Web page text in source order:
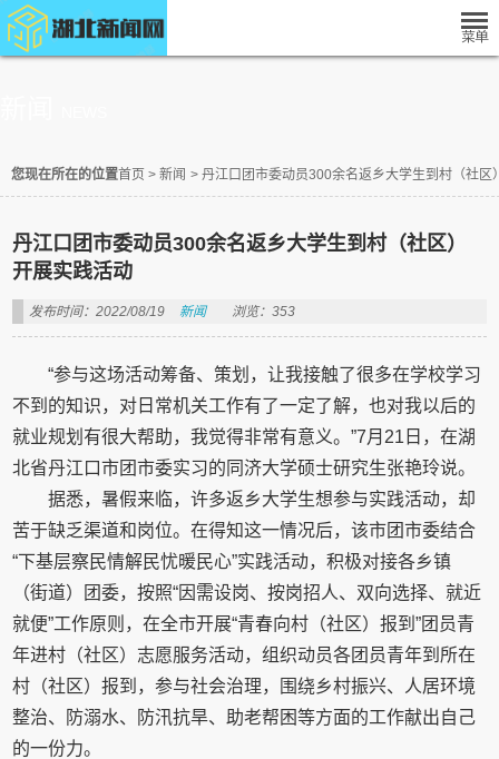
您现在所在的位置首页 > 新闻 > 丹江口团市委动员300余名返乡大学生到村（社区
丹江口团市委动员300余名返乡大学生到村（社区）
开展实践活动
发布时间：2022/08/19 新闻 浏览：353
“参与这场活动筹备、策划，让我接触了很多在学校学习
不到的知识，对日常机关工作有了一定了解，也对我以后的
就业规划有很大帮助，我觉得非常有意义。”7月21日，在湖
北省丹江口市团市委实习的同济大学硕士研究生张艳玲说。
据悉，暑假来临，许多返乡大学生想参与实践活动，却
苦于缺乏渠道和岗位。在得知这一情况后，该市团市委结合
“下基层察民情解民忧暖民心”实践活动，积极对接各乡镇
（街道）团委，按照“因需设岗、按岗招人、双向选择、就近
就便”工作原则，在全市开展“青春向村（社区）报到”团员青
年进村（社区）志愿服务活动，组织动员各团员青年到所在
村（社区）报到，参与社会治理，围绕乡村振兴、人居环境
整治、防溺水、防汛抗旱、助老帮困等方面的工作献出自己
的一份力。